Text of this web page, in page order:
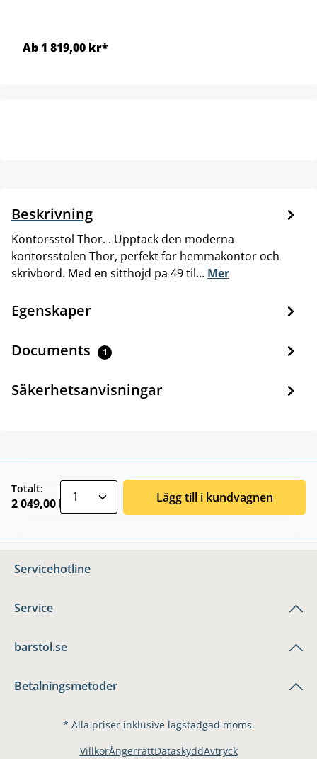
Ab 1 819,00 kr*
Beskrivning
Kontorsstol Thor. . Upptack den moderna
kontorsstolen Thor, perfekt for hemmakontor och
skrivbord. Med en sitthojd pa 49 til… Mer
Egenskaper
Documents 1
Säkerhetsanvisningar
Totalt:
2 049,00 kr Lägg till i kundvagnen
Servicehotline
Service
barstol.se
Betalningsmetoder
* Alla priser inklusive lagstadgad moms.
VillkorÅngerrättDataskyddAvtryck